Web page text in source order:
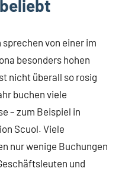
von einer im
besonders hohen
nicht überall so rosig
buchen viele
– zum Beispiel in
Scuol. Viele
nur wenige Buchungen
und